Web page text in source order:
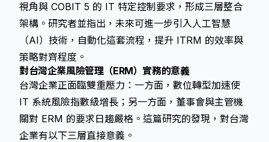
視角與 COBIT 5 的 IT 特定控制要求，形成三層整合
架構。研究者並指出，未來可進一步引入人工智慧
（AI）技術，自動化這套流程，提升 ITRM 的效率與
策略對齊程度。
對台灣企業風險管理（ERM）實務的意義
台灣企業正面臨雙重壓力：一方面，數位轉型加速使
IT 系統風險指數級增長；另一方面，董事會與主管機
關對 ERM 的要求日趨嚴格。這篇研究的發現，對台灣
企業有以下三層直接意義。